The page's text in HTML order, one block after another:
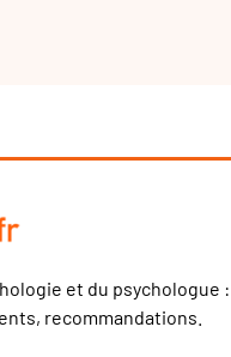
et du psychologue :
recommandations.